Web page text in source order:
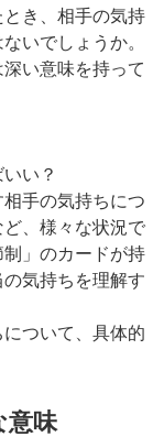
き、相手の気持
いでしょうか。
い意味を持って
い？
手の気持ちにつ
、様々な状況で
」のカードが持
気持ちを理解す
ついて、具体的
意味